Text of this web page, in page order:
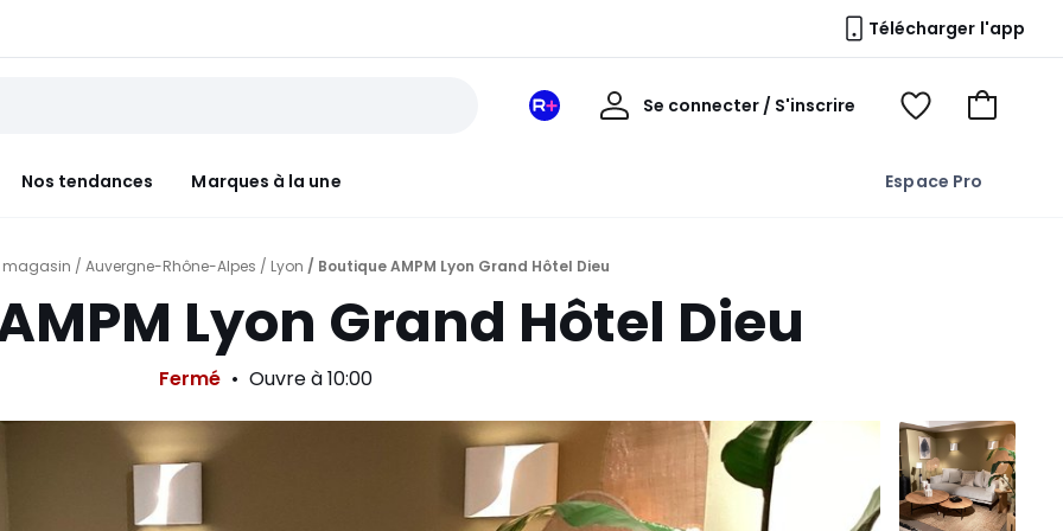
Télécharger l'app
Nos tendances Marques à la une Espace Pro
Mon
Se connecter / S'inscrire
Mon
Voir
Voir
magasin / Auvergne-Rhône-Alpes / Lyon / Boutique AMPM Lyon Grand Hôtel Dieu
Lyon Grand Hôtel Dieu
Fermé Ouvre à 10:00